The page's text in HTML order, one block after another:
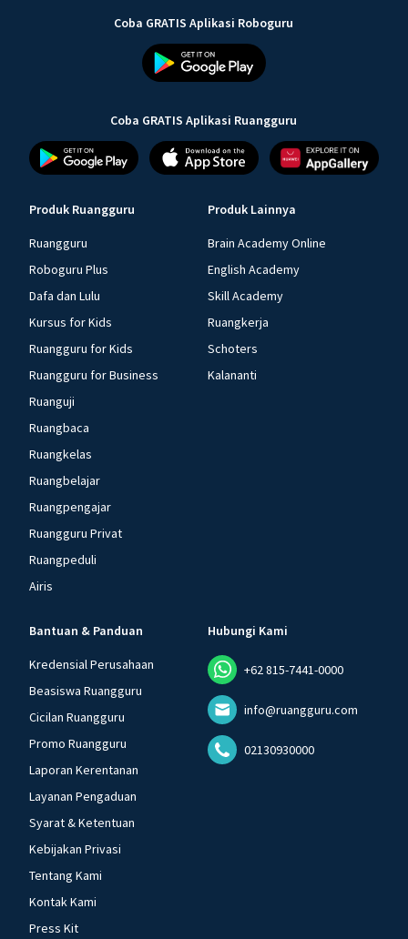
Coba GRATIS Aplikasi Roboguru
Coba GRATIS Aplikasi Ruangguru
Produk Ruangguru
Ruangguru
Roboguru Plus
Dafa dan Lulu
Kursus for Kids
Ruangguru for Kids
Ruangguru for Business
Ruanguji
Ruangbaca
Ruangkelas
Ruangbelajar
Ruangpengajar
Ruangguru Privat
Ruangpeduli
Airis
Produk Lainnya
Brain Academy Online
English Academy
Skill Academy
Ruangkerja
Schoters
Kalananti
Bantuan & Panduan
Kredensial Perusahaan
Beasiswa Ruangguru
Cicilan Ruangguru
Promo Ruangguru
Laporan Kerentanan
Layanan Pengaduan
Syarat & Ketentuan
Kebijakan Privasi
Tentang Kami
Kontak Kami
Press Kit
Hubungi Kami
+62 815-7441-0000
info@ruangguru.com
02130930000